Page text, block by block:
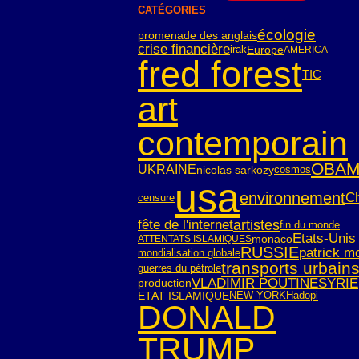
CATÉGORIES
promenade des anglaisécologie
crise financièreirakEuropeAMERICA
fred forestTIC
art
contemporain
UKRAINEnicolas sarkozycosmos
censure usaenvironnement
fête de l'internetartistesfin du monde
ATTENTATS ISLAMIQUESmonacoEtats-Unis
mondialisation globaleRUSSIEpatrick
guerres du pétroletransports urbains
productionVLADIMIR POUTINESYRIE
ETAT ISLAMIQUENEW YORKHadopi
DONALD
TRUMP